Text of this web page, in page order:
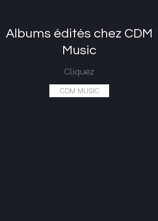
Albums édités chez CDM
Music
Cliquez
CDM MUSIC